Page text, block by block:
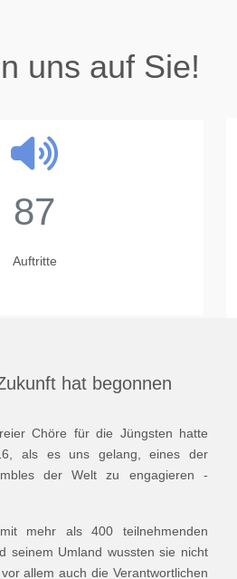
uns auf Sie!
87
Auftritte
hat begonnen
Chöre für die Jüngsten hatte
als es uns gelang, eines der
der Welt zu engagieren -
mehr als 400 teilnehmenden
seinem Umland wussten sie nicht
allem auch die Verantwortlichen